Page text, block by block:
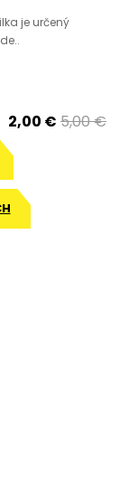
je určený
2,00 € 5,00 €